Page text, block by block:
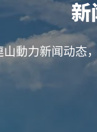
新
山動力新闻动态